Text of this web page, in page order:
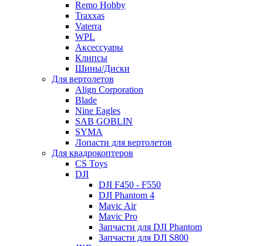
Remo Hobby
Traxxas
Vaterra
WPL
Аксессуары
Клипсы
Шины/Диски
Для вертолетов
Align Corporation
Blade
Nine Eagles
SAB GOBLIN
SYMA
Лопасти для вертолетов
Для квадрокоптеров
CS Toys
DJI
DJI F450 - F550
DJI Phantom 4
Mavic Air
Mavic Pro
Запчасти для DJI Phantom
Запчасти для DJI S800